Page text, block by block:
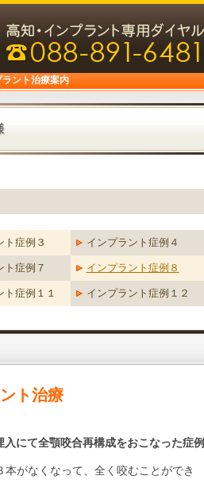
ント治療案内
ト症例３ インプラント症例４
ト症例７ インプラント症例８
ト症例１１ インプラント症例１２
ト治療
にて全顎咬合再構成をおこなった症例
がなくなって、全く咬むことができ